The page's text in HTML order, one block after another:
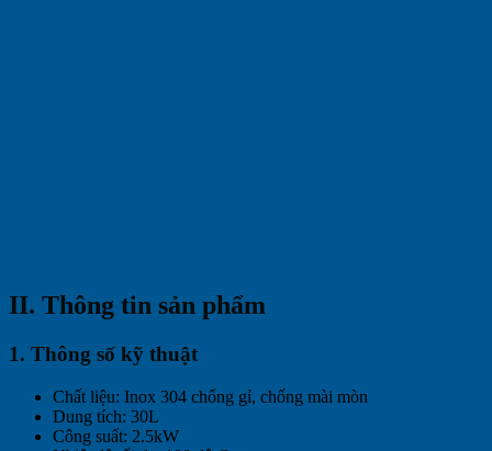
II. Thông tin sản phẩm
1. Thông số kỹ thuật
Chất liệu: Inox 304 chống gỉ, chống mài mòn
Dung tích: 30L
Công suất: 2.5kW